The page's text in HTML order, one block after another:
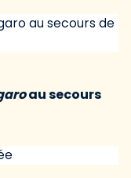
au secours